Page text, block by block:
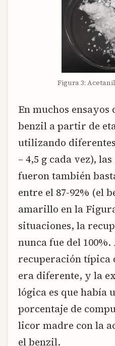
Figura 3:
En muchos
benzil a partir de
utilizando
– 4,5 g cada vez),
fueron también
entre el 87-92% (el
amarillo en la
situaciones, la
nunca fue del 100%.
recuperación típica
era diferente, y la
lógica es que había
porcentaje de
licor madre con la
el benzil.